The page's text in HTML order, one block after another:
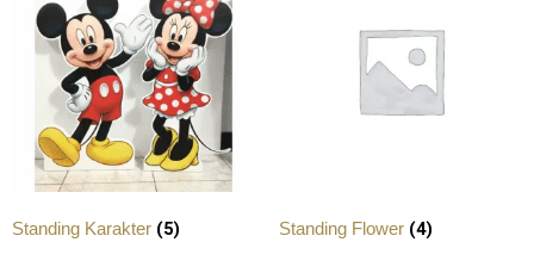
Standing Karakter (5) Standing Flower (4)